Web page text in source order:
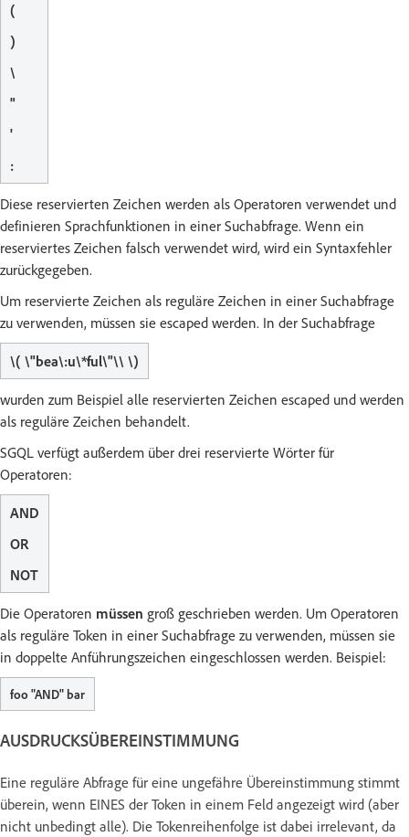
(
)
\
"
'
:
Diese reservierten Zeichen werden als Operatoren verwendet und
definieren Sprachfunktionen in einer Suchabfrage. Wenn ein
reserviertes Zeichen falsch verwendet wird, wird ein Syntaxfehler
zurückgegeben.
Um reservierte Zeichen als reguläre Zeichen in einer Suchabfrage
zu verwenden, müssen sie escaped werden. In der Suchabfrage
\( \"bea\:u\*ful\"\\ \)
wurden zum Beispiel alle reservierten Zeichen escaped und werden
als reguläre Zeichen behandelt.
SGQL verfügt außerdem über drei reservierte Wörter für
Operatoren:
AND
OR
NOT
Die Operatoren müssen groß geschrieben werden. Um Operatoren
als reguläre Token in einer Suchabfrage zu verwenden, müssen sie
in doppelte Anführungszeichen eingeschlossen werden. Beispiel:
foo "AND" bar
AUSDRUCKSÜBEREINSTIMMUNG
Eine reguläre Abfrage für eine ungefähre Übereinstimmung stimmt
überein, wenn EINES der Token in einem Feld angezeigt wird (aber
nicht unbedingt alle). Die Tokenreihenfolge ist dabei irrelevant, da